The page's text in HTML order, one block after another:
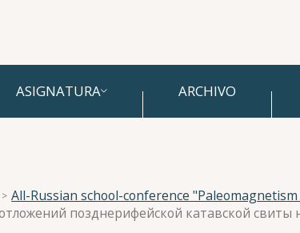
ASIGNATURA ARCHIVO
All-Russian school-conference